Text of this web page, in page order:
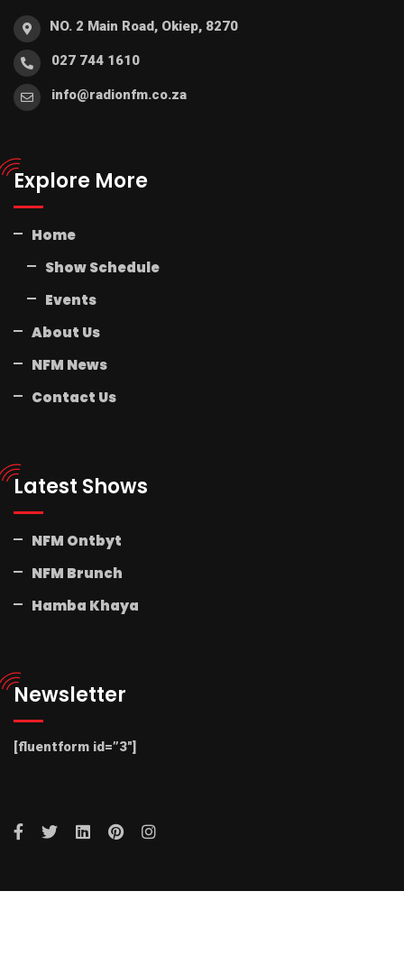
NO. 2 Main Road, Okiep, 8270
027 744 1610
info@radionfm.co.za
Explore More
Home
Show Schedule
Events
About Us
NFM News
Contact Us
Latest Shows
NFM Ontbyt
NFM Brunch
Hamba Khaya
Newsletter
[fluentform id=”3″]